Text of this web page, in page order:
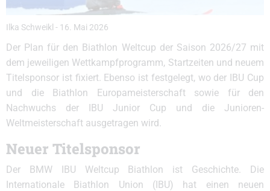
Ilka Schweikl - 16. Mai 2026
Der Plan für den Biathlon Weltcup der Saison 2026/27 mit
dem jeweiligen Wettkampfprogramm, Startzeiten und neuem
Titelsponsor ist fixiert. Ebenso ist festgelegt, wo der IBU Cup
und die Biathlon Europameisterschaft sowie für den
Nachwuchs der IBU Junior Cup und die Junioren-
Weltmeisterschaft ausgetragen wird.
Neuer Titelsponsor
Der BMW IBU Weltcup Biathlon ist Geschichte. Die
Internationale Biathlon Union (IBU) hat einen neuen